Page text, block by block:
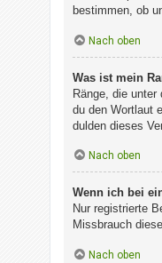
bestimmen, ob
Nach oben
Was ist mein
Ränge, die
du den Wortlaut
dulden dieses
Nach oben
Wenn ich bei
Nur registrierte
Missbrauch
Nach oben